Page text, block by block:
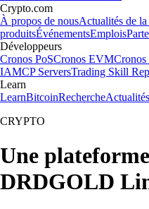
Crypto.com
À propos de nousActualités de la
produitsÉvénementsEmplois
Développeurs
Cronos PoSCronos EVM
IAMCP ServersTrading Skill
Learn
LearnBitcoinRecherche
CRYPTO
Une
DRDGOLD